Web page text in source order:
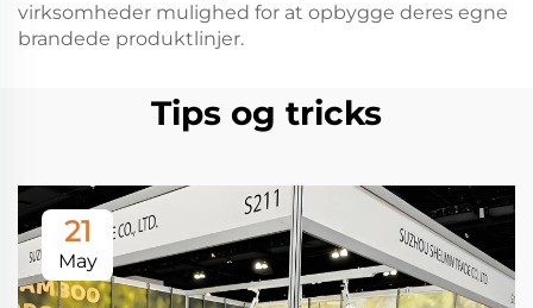
virksomheder mulighed for at opbygge deres egne
brandede produktlinjer.
Tips og tricks
21
May